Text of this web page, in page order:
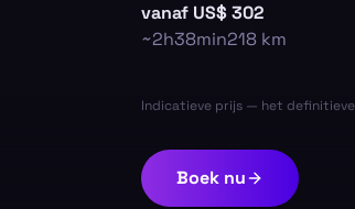
vanaf US$ 302
~2h38min218 km
Indicatieve prijs — het
Boek nu